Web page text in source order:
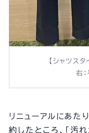
【シャツス
右
リニューアルにあた
約したところ、「汚